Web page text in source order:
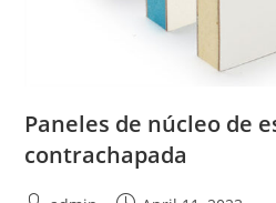
Paneles de núcleo de
contrachapada